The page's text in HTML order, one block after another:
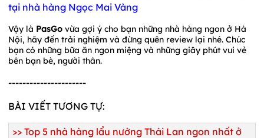
tại nhà hàng Ngọc Mai Vàng
Vậy là PasGo vừa gợi ý cho bạn những nhà hàng ngon ở Hà
Nội, hãy đến trải nghiệm và đừng quên review lại nhé. Chúc
bạn có những bữa ăn ngon miệng và những giây phút vui vẻ
bên bạn bè, người thân.
----------------------
BÀI VIẾT TƯƠNG TỰ:
>> Top 5 nhà hàng lẩu nướng Thái Lan ngon nhất ở